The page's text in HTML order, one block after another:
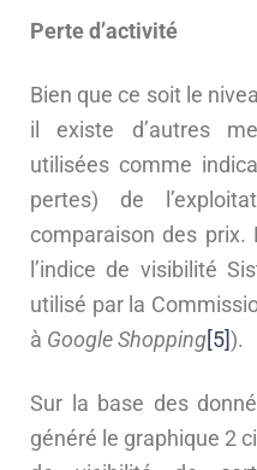
Perte d’activité
Bien que ce soit le
il existe d’autres
utilisées comme
pertes) de
comparaison des prix.
l’indice de visibilité
utilisé par la
à Google Shopping[5]).
Sur la base des
généré le graphique 2